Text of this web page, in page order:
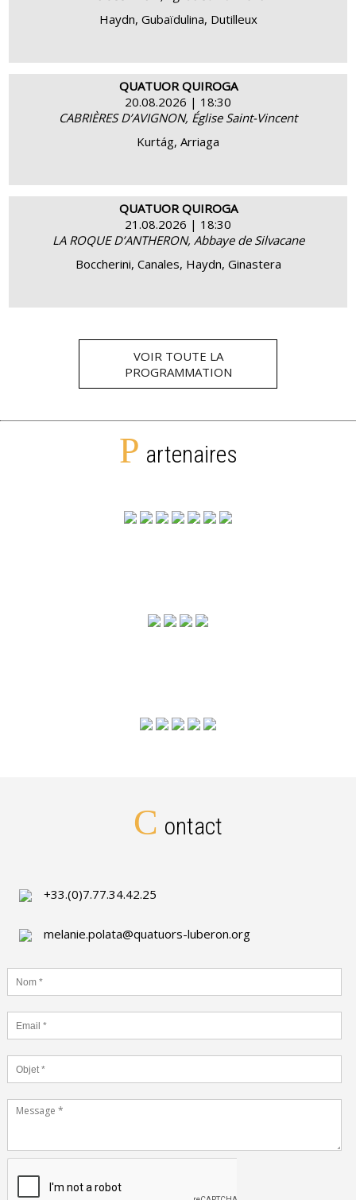
Haydn, Gubaïdulina, Dutilleux
QUATUOR QUIROGA
20.08.2026 | 18:30
CABRIÈRES D’AVIGNON, Église Saint-Vincent
Kurtág, Arriaga
EN SAVOIR PLUS
QUATUOR QUIROGA
21.08.2026 | 18:30
LA ROQUE D’ANTHERON, Abbaye de Silvacane
Boccherini, Canales, Haydn, Ginastera
EN SAVOIR PLUS
VOIR TOUTE LA
PROGRAMMATION
P artenaires
C ontact
+33.(0)7.77.34.42.25
melanie.polata@quatuors-luberon.org